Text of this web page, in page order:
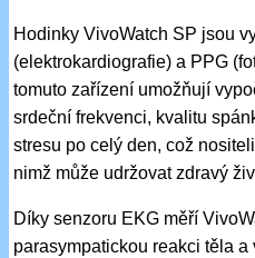
Hodinky VivoWatch SP jsou
(elektrokardiografie) a PPG
tomuto zařízení umožňují
srdeční frekvenci, kvalitu
stresu po celý den, což
nimž může udržovat zdravý
Díky senzoru EKG měří
parasympatickou reakci těla